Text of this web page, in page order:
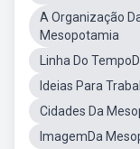
A Organização
Mesopotamia
Linha Do
Ideias Para
Cidades Da
ImagemDa